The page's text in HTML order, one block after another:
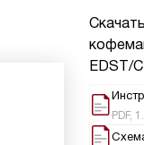
EDST/
PDF,